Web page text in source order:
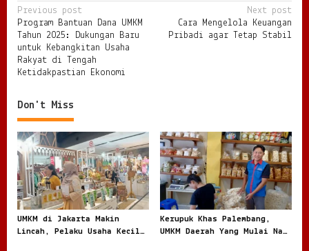
P
o
s
t
a
v
i
g
a
t
i
Previous post
Program Bantuan Dana UMKM
Tahun 2025: Dukungan Baru
untuk Kebangkitan Usaha
Rakyat di Tengah
Ketidakpastian Ekonomi
Next post
Cara Mengelola Keuangan
Pribadi agar Tetap Stabil
Don't Miss
UMKM di Jakarta Makin
Lincah, Pelaku Usaha Kecil
Kerupuk Khas Palembang,
UMKM Daerah Yang Mulai Naik